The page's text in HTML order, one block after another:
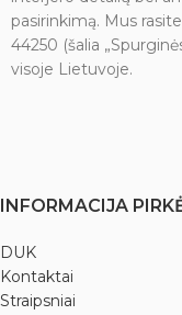
pasirinkimą. Mus
44250 (šalia
visoje Lietuvoje.
INFORMACIJA
DUK
Kontaktai
Straipsniai